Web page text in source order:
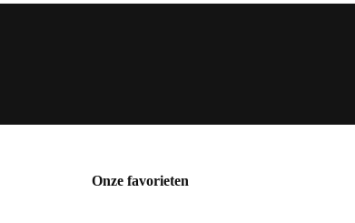
Onze favorieten